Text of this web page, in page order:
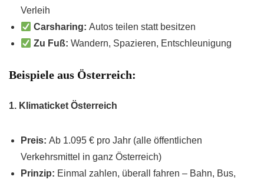
Verleih
Carsharing: Autos teilen statt besitzen
Zu Fuß: Wandern, Spazieren, Entschleunigung
Beispiele aus Österreich:
1. Klimaticket Österreich
Preis: Ab 1.095 € pro Jahr (alle öffentlichen
Verkehrsmittel in ganz Österreich)
Prinzip: Einmal zahlen, überall fahren – Bahn, Bus,